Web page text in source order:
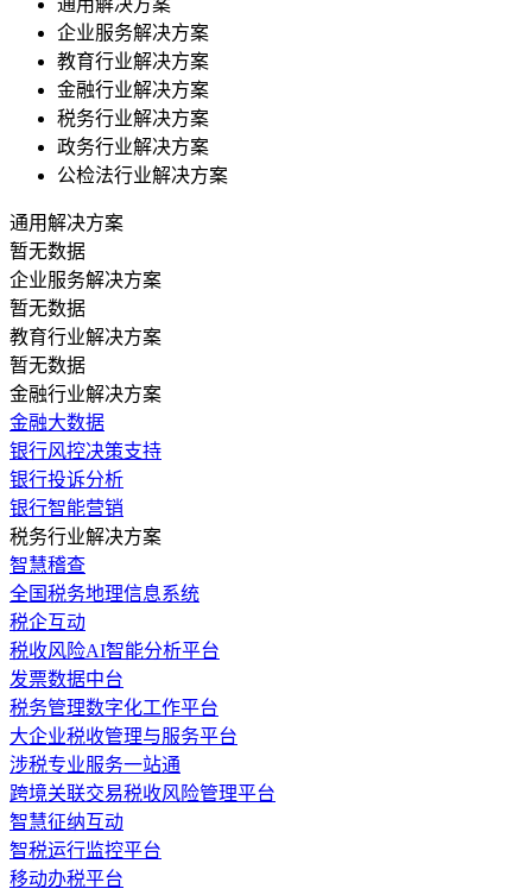
企业服务解决方案
教育行业解决方案
金融行业解决方案
税务行业解决方案
政务行业解决方案
公检法行业解决方案
通用解决方案
暂无数据
企业服务解决方案
暂无数据
教育行业解决方案
暂无数据
金融行业解决方案
金融大数据
银行风控决策支持
银行投诉分析
银行智能营销
税务行业解决方案
智慧稽查
全国税务地理信息系统
税企互动
税收风险AI智能分析平台
发票数据中台
税务管理数字化工作平台
大企业税收管理与服务平台
涉税专业服务一站通
跨境关联交易税收风险管理平台
智慧征纳互动
智税运行监控平台
移动办税平台